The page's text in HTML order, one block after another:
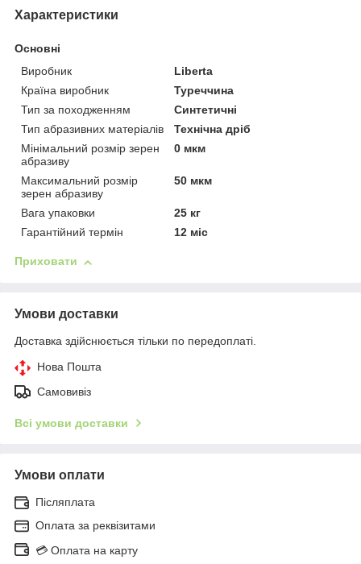
Характеристики
Основні
Виробник
Liberta
Країна виробник
Туреччина
Тип за походженням
Синтетичні
Тип абразивних матеріалів
Технічна дріб
Мінімальний розмір зерен
абразиву
0 мкм
Максимальний розмір
зерен абразиву
50 мкм
Вага упаковки
25 кг
Гарантійний термін
12 міс
Приховати
Умови доставки
Доставка здійснюється тільки по передоплаті.
Нова Пошта
Самовивіз
Всі умови доставки
Умови оплати
Післяплата
Оплата за реквізитами
💳 Оплата на карту